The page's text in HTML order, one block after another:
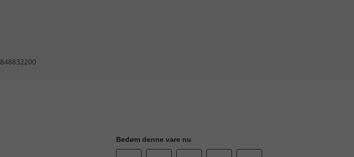
848832200